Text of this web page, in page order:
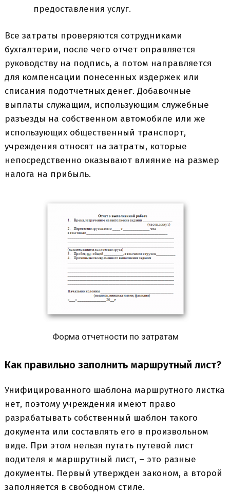
предоставления услуг.
Все затраты проверяются сотрудниками
бухгалтерии, после чего отчет оправляется
руководству на подпись, а потом направляется
для компенсации понесенных издержек или
списания подотчетных денег. Добавочные
выплаты служащим, использующим служебные
разъезды на собственном автомобиле или же
использующих общественный транспорт,
учреждения относят на затраты, которые
непосредственно оказывают влияние на размер
налога на прибыль.
Форма отчетности по затратам
Как правильно заполнить маршрутный лист?
Унифицированного шаблона маршрутного листка
нет, поэтому учреждения имеют право
разрабатывать собственный шаблон такого
документа или составлять его в произвольном
виде. При этом нельзя путать путевой лист
водителя и маршрутный лист, – это разные
документы. Первый утвержден законом, а второй
заполняется в свободном стиле.